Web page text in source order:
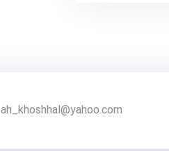
ah_khoshhal@yahoo.com